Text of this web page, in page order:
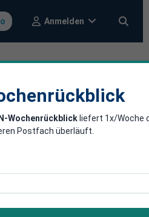
Anmelden
zu
Wochenrückblick liefert 1x/Woche
Postfach überläuft.